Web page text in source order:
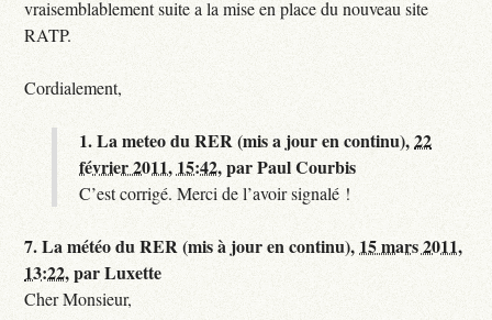
vraisemblablement suite a la mise en place du nouveau site
RATP.
Cordialement,
1.La meteo du RER (mis a jour en continu),22
février 2011, 15:42,parPaul Courbis
C’est corrigé. Merci de l’avoir signalé !
7.La météo du RER (mis à jour en continu), 15 mars 2011,
13:22,parLuxette
Cher Monsieur,